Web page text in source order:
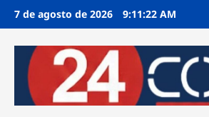
7 de agosto de 2026 9:11:24 AM